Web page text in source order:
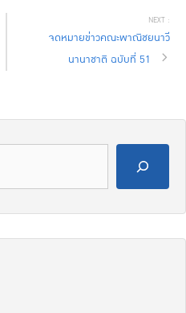
จดหมายข่าวคณะพาณิชยนาวี
นานาชาติ ฉบับที่ 51